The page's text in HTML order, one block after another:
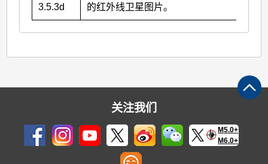
3.5.3d
的红外线卫星图片。
关注我们
M5.0+
M6.0+